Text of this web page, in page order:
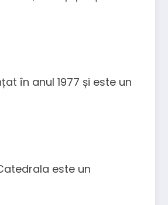
în anul 1977 și este un
este un